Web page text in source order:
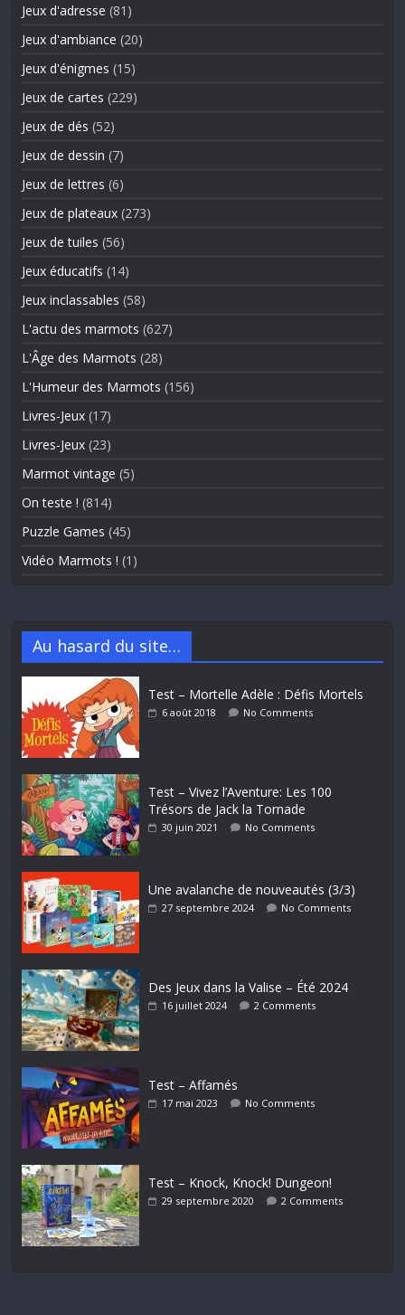
Jeux d'adresse (81)
Jeux d'ambiance (20)
Jeux d'énigmes (15)
Jeux de cartes (229)
Jeux de dés (52)
Jeux de dessin (7)
Jeux de lettres (6)
Jeux de plateaux (273)
Jeux de tuiles (56)
Jeux éducatifs (14)
Jeux inclassables (58)
L'actu des marmots (627)
L'Âge des Marmots (28)
L'Humeur des Marmots (156)
Livres-Jeux (17)
Livres-Jeux (23)
Marmot vintage (5)
On teste ! (814)
Puzzle Games (45)
Vidéo Marmots ! (1)
Au hasard du site…
Test – Mortelle Adèle : Défis Mortels
6 août 2018 No Comments
Test – Vivez l’Aventure: Les 100
Trésors de Jack la Tornade
30 juin 2021 No Comments
Une avalanche de nouveautés (3/3)
27 septembre 2024 No Comments
Des Jeux dans la Valise – Été 2024
16 juillet 2024 2 Comments
Test – Affamés
17 mai 2023 No Comments
Test – Knock, Knock! Dungeon!
29 septembre 2020 2 Comments